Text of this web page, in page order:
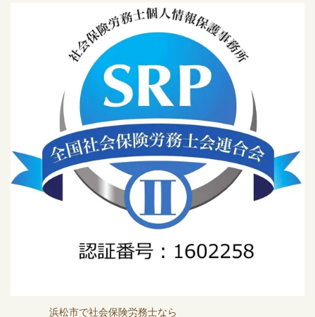
浜松市で社会保険労務士なら